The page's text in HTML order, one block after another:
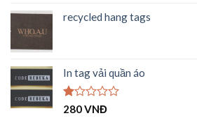
hạng
recycled hang tags
In tag vải quần áo
Được
280VNĐ